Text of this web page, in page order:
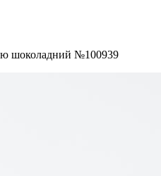
шоколадний №100939